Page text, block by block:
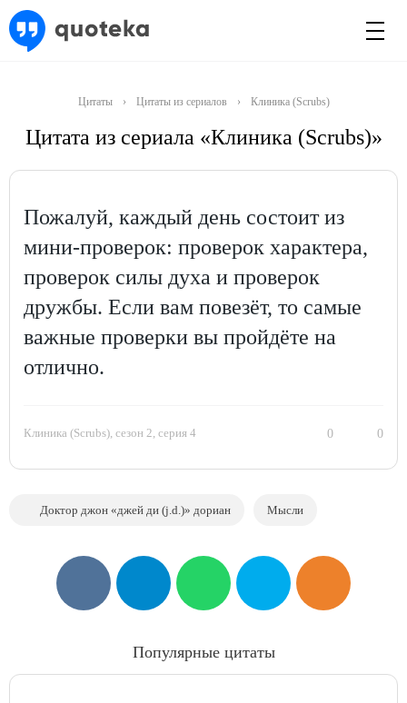
Цитаты › Цитаты из сериалов › Клиника (Scrubs)
Цитата из сериала «Клиника (Scrubs)»
Пожалуй, каждый день состоит из
мини-проверок: проверок характера,
проверок силы духа и проверок
дружбы. Если вам повезёт, то самые
важные проверки вы пройдёте на
отлично.
Клиника (Scrubs), сезон 2, серия 4 0 0
Доктор джон «джей ди (j.d.)» дориан Мысли
Популярные цитаты